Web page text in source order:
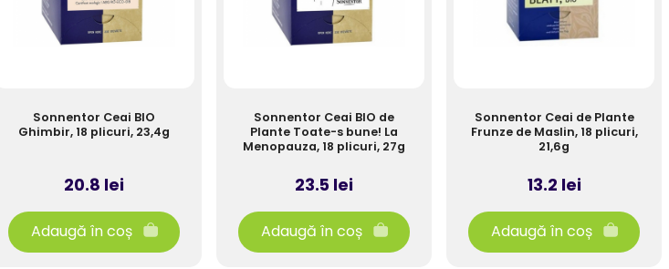
Sonnentor Ceai BIO
Ghimbir, 18 plicuri, 23,4g
20.8 lei
Adaugă în coș
Sonnentor Ceai BIO de
Plante Toate-s bune! La
Menopauza, 18 plicuri, 27g
23.5 lei
Adaugă în coș
Sonnentor Ceai de Plante
Frunze de Maslin, 18 plicuri,
21,6g
13.2 lei
Adaugă în coș